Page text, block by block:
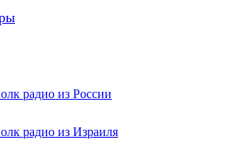
радио из России
радио из Израиля